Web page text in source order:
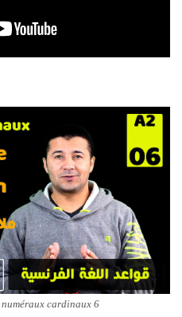
6 la prononciation des numéraux cardinaux